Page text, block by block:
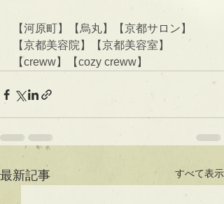
【河原町】【烏丸】【京都サロン】
【京都美容院】【京都美容室】
【creww】【cozy creww】
最新記事 すべて表示